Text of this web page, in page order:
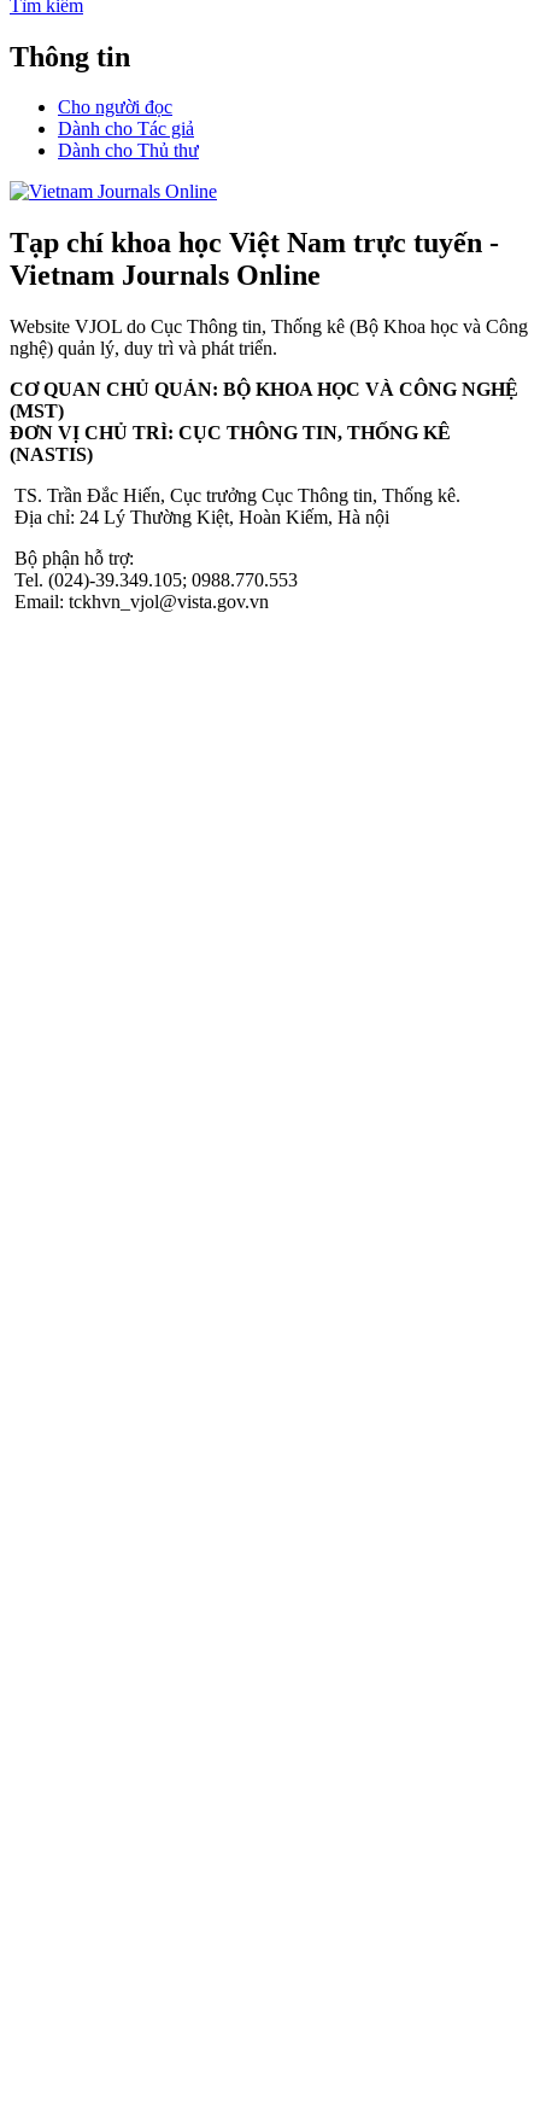
Tìm kiếm
Thông tin
Cho người đọc
Dành cho Tác giả
Dành cho Thủ thư
Tạp chí khoa học Việt Nam trực tuyến -
Vietnam Journals Online
Website VJOL do Cục Thông tin, Thống kê (Bộ Khoa học và Công
nghệ) quản lý, duy trì và phát triển.
CƠ QUAN CHỦ QUẢN: BỘ KHOA HỌC VÀ CÔNG NGHỆ
(MST)
ĐƠN VỊ CHỦ TRÌ: CỤC THÔNG TIN, THỐNG KÊ
(NASTIS)
TS. Trần Đắc Hiến, Cục trưởng Cục Thông tin, Thống kê.
Địa chỉ: 24 Lý Thường Kiệt, Hoàn Kiếm, Hà nội
Bộ phận hỗ trợ:
Tel. (024)-39.349.105; 0988.770.553
Email: tckhvn_vjol@vista.gov.vn